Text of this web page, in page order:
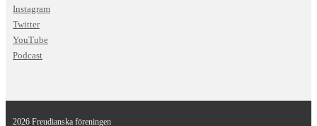
Instagram
Twitter
YouTube
Podcast
2026 Freudianska föreningen